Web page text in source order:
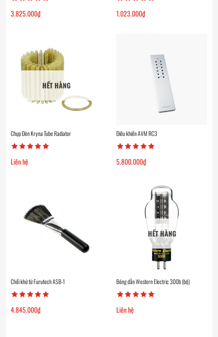
3.825.000₫ 1.023.000₫
HẾT HÀNG
Chụp Đèn Kryna Tube Radiator
Liên hệ
Điều khiển AVM RC3
5.800.000₫
Chổi khử từ Furutech ASB-1
4.845.000₫
HẾT HÀNG
Bóng dẫn Western Electric 300b (bộ)
Liên hệ